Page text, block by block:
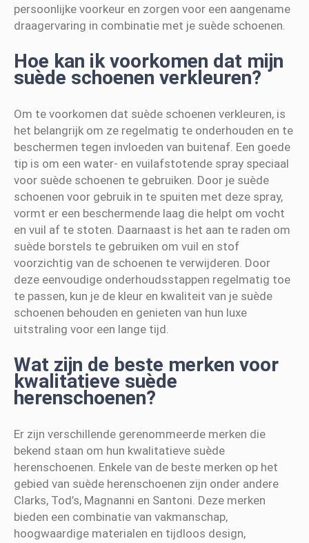
persoonlijke voorkeur en zorgen voor een aangename
draagervaring in combinatie met je suède schoenen.
Hoe kan ik voorkomen dat mijn
suède schoenen verkleuren?
Om te voorkomen dat suède schoenen verkleuren, is
het belangrijk om ze regelmatig te onderhouden en te
beschermen tegen invloeden van buitenaf. Een goede
tip is om een water- en vuilafstotende spray speciaal
voor suède schoenen te gebruiken. Door je suède
schoenen voor gebruik in te spuiten met deze spray,
vormt er een beschermende laag die helpt om vocht
en vuil af te stoten. Daarnaast is het aan te raden om
suède borstels te gebruiken om vuil en stof
voorzichtig van de schoenen te verwijderen. Door
deze eenvoudige onderhoudsstappen regelmatig toe
te passen, kun je de kleur en kwaliteit van je suède
schoenen behouden en genieten van hun luxe
uitstraling voor een lange tijd.
Wat zijn de beste merken voor
kwalitatieve suède
herenschoenen?
Er zijn verschillende gerenommeerde merken die
bekend staan om hun kwalitatieve suède
herenschoenen. Enkele van de beste merken op het
gebied van suède herenschoenen zijn onder andere
Clarks, Tod’s, Magnanni en Santoni. Deze merken
bieden een combinatie van vakmanschap,
hoogwaardige materialen en tijdloos design,